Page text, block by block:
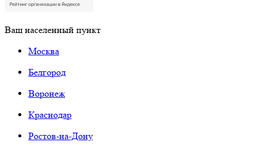
Ваш населенный пункт
Москва
Белгород
Воронеж
Краснодар
Ростов-на-Дону